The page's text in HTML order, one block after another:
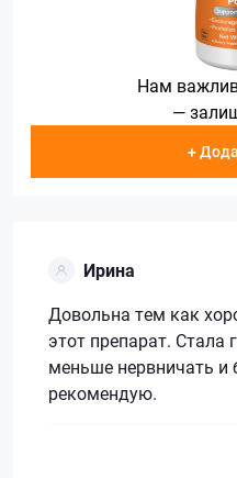
Нам
—
+
Ирина
Довольна тем как
этот препарат. Стала
меньше нервничать и
рекомендую.